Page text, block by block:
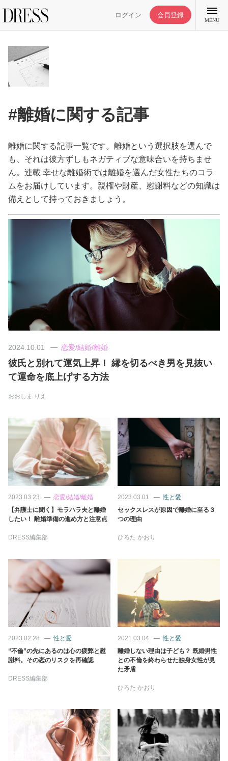
ログイン 会員登録
MENU
ライフスタイル
ファッション
恋愛/結婚/離婚
ワークスタイル
妊娠/出産/家族
グルメ
トラベル
カルチャー/エンタメ
占い
性と愛
ゲーム
#離婚に関する記事
離婚に関する記事一覧です。離婚という選択肢を選んで
も、それは彼方ずしもネガティブな意味合いを持ちませ
ん。連載 幸せな離婚術では離婚を選んだ女性たちのコラ
ムをお届けしています。親権や財産、慰謝料などの知識は
備えとして持っておきましょう。
2024.10.01 恋愛/結婚/離婚
彼氏と別れて運気上昇！ 縁を切るべき男を見抜い
て運命を底上げする方法
おおしま りえ
2023.03.23
恋愛/結婚/離婚
【弁護士に聞く】モラハラ夫と離婚
したい！ 離婚準備の進め方と注意点
DRESS編集部
2023.03.01
性と愛
セックスレスが原因で離婚に至る３
つの理由
ひろた かおり
2023.02.28
性と愛
“不倫”の先にあるのは心の疲弊と慰
謝料。その恋のリスクを再確認
DRESS編集部
2021.03.04
性と愛
離婚しない理由は子ども？ 既婚男性
との不倫を終わらせた独身女性が見
た矛盾
ひろた かおり